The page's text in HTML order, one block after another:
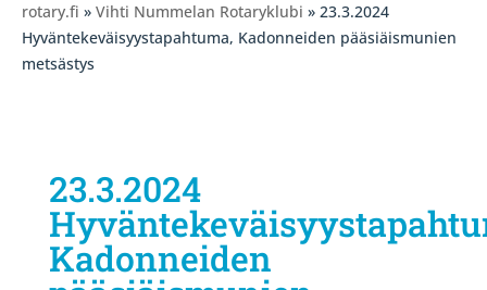
rotary.fi » Vihti Nummelan Rotaryklubi » 23.3.2024
Hyväntekeväisyystapahtuma, Kadonneiden pääsiäismunien
metsästys
23.3.2024
Kadonneiden